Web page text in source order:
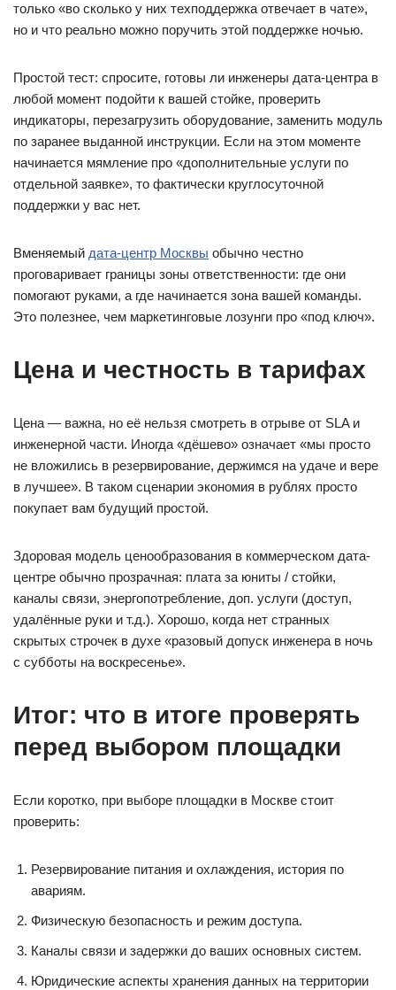
только «во сколько у них техподдержка отвечает в чате»,
но и что реально можно поручить этой поддержке ночью.
Простой тест: спросите, готовы ли инженеры дата-центра в
любой момент подойти к вашей стойке, проверить
индикаторы, перезагрузить оборудование, заменить модуль
по заранее выданной инструкции. Если на этом моменте
начинается мямление про «дополнительные услуги по
отдельной заявке», то фактически круглосуточной
поддержки у вас нет.
Вменяемый дата-центр Москвы обычно честно
проговаривает границы зоны ответственности: где они
помогают руками, а где начинается зона вашей команды.
Это полезнее, чем маркетинговые лозунги про «под ключ».
Цена и честность в тарифах
Цена — важна, но её нельзя смотреть в отрыве от SLA и
инженерной части. Иногда «дёшево» означает «мы просто
не вложились в резервирование, держимся на удаче и вере
в лучшее». В таком сценарии экономия в рублях просто
покупает вам будущий простой.
Здоровая модель ценообразования в коммерческом дата-
центре обычно прозрачная: плата за юниты / стойки,
каналы связи, энергопотребление, доп. услуги (доступ,
удалённые руки и т.д.). Хорошо, когда нет странных
скрытых строчек в духе «разовый допуск инженера в ночь
с субботы на воскресенье».
Итог: что в итоге проверять
перед выбором площадки
Если коротко, при выборе площадки в Москве стоит
проверить:
Резервирование питания и охлаждения, история по
авариям.
Физическую безопасность и режим доступа.
Каналы связи и задержки до ваших основных систем.
Юридические аспекты хранения данных на территории